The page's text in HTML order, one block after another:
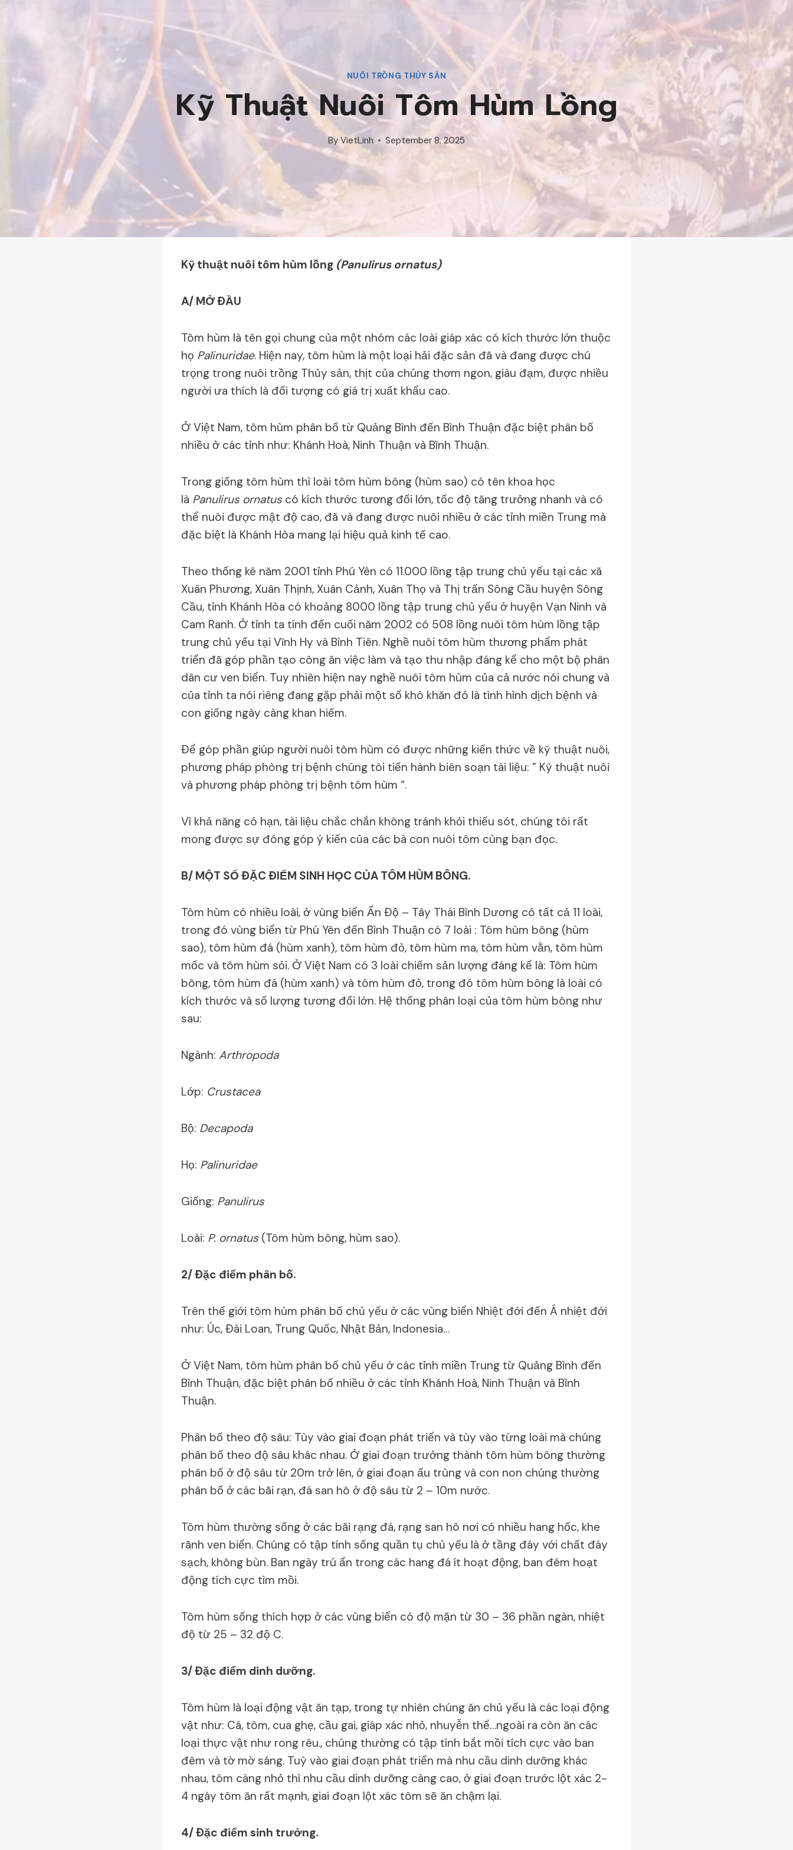
NUÔI TRỒNG THỦY SẢN
Kỹ Thuật Nuôi Tôm Hùm Lồng
By VietLinh September 8, 2025
Kỹ thuật nuôi tôm hùm lồng (Panulirus ornatus)
A/ MỞ ÐẦU
Tôm hùm là tên gọi chung của một nhóm các loài giáp xác có kích thước lớn thuộc
họ Palinuridae. Hiện nay, tôm hùm là một loại hải đặc sản đã và đang được chú
trọng trong nuôi trồng Thủy sản, thịt của chúng thơm ngon, giàu đạm, được nhiều
người ưa thích là đối tượng có giá trị xuất khẩu cao.
Ở Việt Nam, tôm hùm phân bố từ Quảng Bình đến Bình Thuận đặc biệt phân bố
nhiều ở các tỉnh như: Khánh Hoà, Ninh Thuận và Bình Thuận.
Trong giống tôm hùm thì loài tôm hùm bông (hùm sao) có tên khoa học
là Panulirus ornatus có kích thước tương đối lớn, tốc độ tăng trưởng nhanh và có
thể nuôi được mật độ cao, đã và đang được nuôi nhiều ở các tỉnh miền Trung mà
đặc biệt là Khánh Hòa mang lại hiệu quả kinh tế cao.
Theo thống kê năm 2001 tỉnh Phú Yên có 11.000 lồng tập trung chủ yếu tại các xã
Xuân Phương, Xuân Thịnh, Xuân Cảnh, Xuân Thọ và Thị trấn Sông Cầu huyện Sông
Cầu, tỉnh Khánh Hòa có khoảng 8000 lồng tập trung chủ yếu ở huyện Vạn Ninh và
Cam Ranh. Ở tỉnh ta tính đến cuối năm 2002 có 508 lồng nuôi tôm hùm lồng tập
trung chủ yếu tại Vĩnh Hy và Bình Tiên. Nghề nuôi tôm hùm thương phẩm phát
triển đã góp phần tạo công ăn việc làm và tạo thu nhập đáng kể cho một bộ phân
dân cư ven biển. Tuy nhiên hiện nay nghề nuôi tôm hùm của cả nước nói chung và
của tỉnh ta nói riêng đang gặp phải một số khó khăn đó là tình hình dịch bệnh và
con giống ngày càng khan hiếm.
Ðể góp phần giúp người nuôi tôm hùm có được những kiến thức về kỹ thuật nuôi,
phương pháp phòng trị bệnh chúng tôi tiến hành biên soạn tài liệu: ” Kỹ thuật nuôi
và phương pháp phòng trị bệnh tôm hùm “.
Vì khả năng có hạn, tài liệu chắc chắn không tránh khỏi thiếu sót, chúng tôi rất
mong được sự đóng góp ý kiến của các bà con nuôi tôm cùng bạn đọc.
B/ MỘT SỐ ÐẶC ÐIỂM SINH HỌC CỦA TÔM HÙM BÔNG.
Tôm hùm có nhiều loài, ở vùng biển Ấn Ðộ – Tây Thái Bình Dương có tất cả 11 loài,
trong đó vùng biển từ Phú Yên đến Bình Thuận có 7 loài : Tôm hùm bông (hùm
sao), tôm hùm đá (hùm xanh), tôm hùm đỏ, tôm hùm ma, tôm hùm vằn, tôm hùm
mốc và tôm hùm sỏi. Ở Việt Nam có 3 loài chiếm sản lượng đáng kể là: Tôm hùm
bông, tôm hùm đá (hùm xanh) và tôm hùm đỏ, trong đó tôm hùm bông là loài có
kích thước và số lượng tương đối lớn. Hệ thống phân loại của tôm hùm bông như
sau:
Ngành: Arthropoda
Lớp: Crustacea
Bộ: Decapoda
Họ: Palinuridae
Giống: Panulirus
Loài: P. ornatus (Tôm hùm bông, hùm sao).
2/ Ðặc điểm phân bố.
Trên thế giới tôm hùm phân bố chủ yếu ở các vùng biển Nhiệt đới đến Á nhiệt đới
như: Úc, Ðài Loan, Trung Quốc, Nhật Bản, Indonesia…
Ở Việt Nam, tôm hùm phân bố chủ yếu ở các tỉnh miền Trung từ Quảng Bình đến
Bình Thuận, đặc biệt phân bố nhiều ở các tỉnh Khánh Hoà, Ninh Thuận và Bình
Thuận.
Phân bố theo độ sâu: Tùy vào giai đoạn phát triển và tùy vào từng loài mà chúng
phân bố theo độ sâu khác nhau. Ở giai đoạn trưởng thành tôm hùm bông thường
phân bố ở độ sâu từ 20m trở lên, ở giai đoạn ấu trùng và con non chúng thường
phân bố ở các bãi rạn, đá san hô ở độ sâu từ 2 – 10m nước.
Tôm hùm thường sống ở các bãi rạng đá, rạng san hô nơi có nhiều hang hốc, khe
rãnh ven biển. Chúng có tập tính sống quần tụ chủ yếu là ở tầng đáy với chất đáy
sạch, không bùn. Ban ngày trú ẩn trong các hang đá ít hoạt động, ban đêm hoạt
động tích cực tìm mồi.
Tôm hùm sống thích hợp ở các vùng biển có độ mặn từ 30 – 36 phần ngàn, nhiệt
độ từ 25 – 32 độ C.
3/ Ðặc điểm dinh dưỡng.
Tôm hùm là loại động vật ăn tạp, trong tự nhiên chúng ăn chủ yếu là các loại động
vật như: Cá, tôm, cua ghẹ, cầu gai, giáp xác nhỏ, nhuyễn thể…ngoài ra còn ăn các
loại thực vật như rong rêu., chúng thường có tập tính bắt mồi tích cực vào ban
đêm và tờ mờ sáng. Tuỳ vào giai đoạn phát triển mà nhu cầu dinh dưỡng khác
nhau, tôm càng nhỏ thì nhu cầu dinh dưỡng càng cao, ở giai đoạn trước lột xác 2-
4 ngày tôm ăn rất mạnh, giai đoạn lột xác tôm sẽ ăn chậm lại.
4/ Ðặc điểm sinh trưởng.